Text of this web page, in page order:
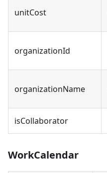
unitCost
organizationId
organizationName
isCollaborator
WorkCalendar